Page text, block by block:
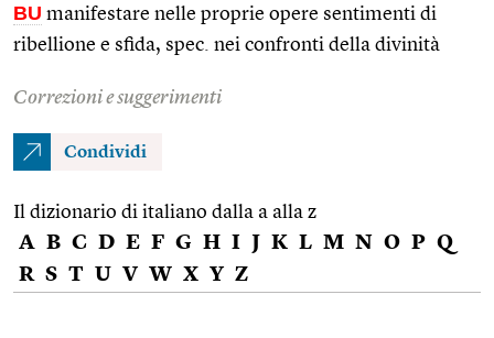
BU manifestare nelle proprie opere sentimenti di
ribellione e sfida, spec. nei confronti della divinità
Correzioni e suggerimenti
Condividi
Il dizionario di italiano dalla a alla z
A B C D E F G H I J K L M N O P Q
R S T U V W X Y Z